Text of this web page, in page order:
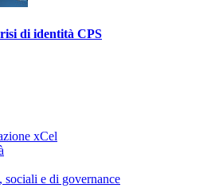
di identità CPS
xCel
sociali e di governance